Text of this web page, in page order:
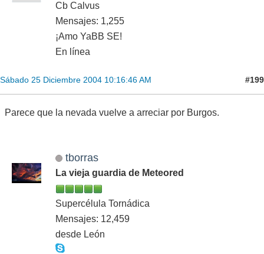
Cb Calvus
Mensajes: 1,255
¡Amo YaBB SE!
En línea
Sábado 25 Diciembre 2004 10:16:46 AM #199
Parece que la nevada vuelve a arreciar por Burgos.
tborras
La vieja guardia de Meteored
Supercélula Tornádica
Mensajes: 12,459
desde León